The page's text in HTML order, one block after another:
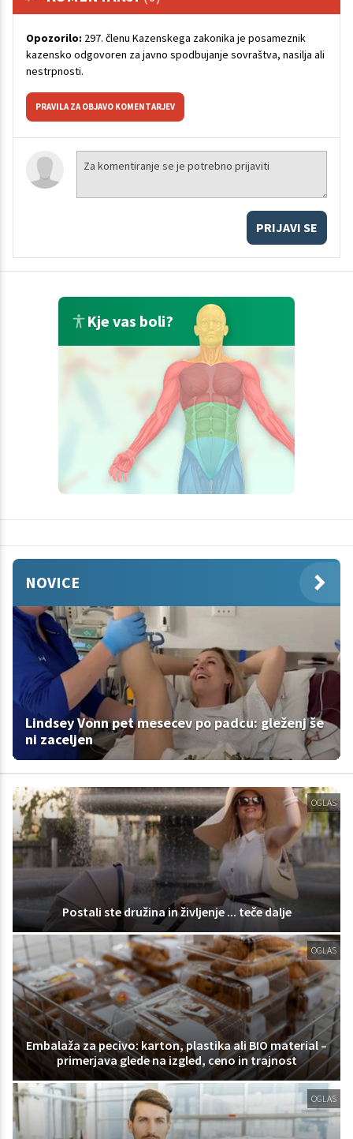
Opozorilo: 297. členu Kazenskega zakonika je posameznik
kazensko odgovoren za javno spodbujanje sovraštva, nasilja ali
nestrpnosti.
PRAVILA ZA OBJAVO KOMENTARJEV
PRIJAVI SE
Kje vas boli?
NOVICE
Lindsey Vonn pet mesecev po padcu: gleženj še
ni zaceljen
OGLAS
Postali ste družina in življenje ... teče dalje
OGLAS
Embalaža za pecivo: karton, plastika ali BIO material –
primerjava glede na izgled, ceno in trajnost
OGLAS